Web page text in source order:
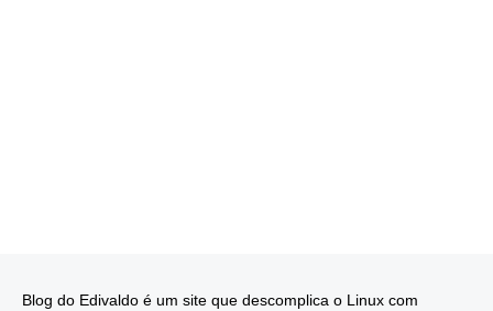
Blog do Edivaldo é um site que descomplica o Linux com